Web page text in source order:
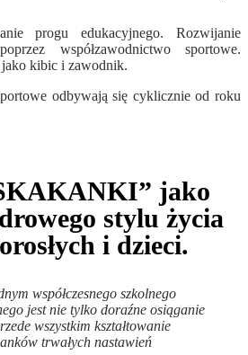
progu edukacyjnego. Rozwijanie
współzawodnictwo sportowe.
jako kibic i zawodnik.
odbywają się cyklicznie od roku
jako
stylu życia
i dzieci.
współczesnego szkolnego
jest nie tylko doraźne osiąganie
wszystkim kształtowanie
trwałych nastawień